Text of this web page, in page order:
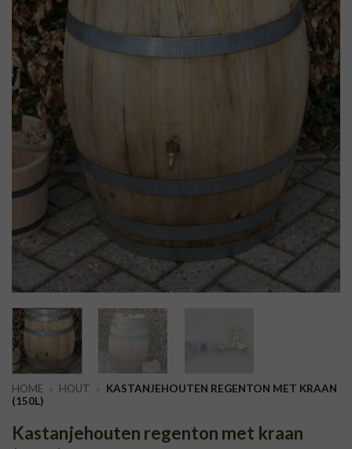
HOME » HOUT » KASTANJEHOUTEN REGENTON MET KRAAN
(150L)
Kastanjehouten regenton met kraan